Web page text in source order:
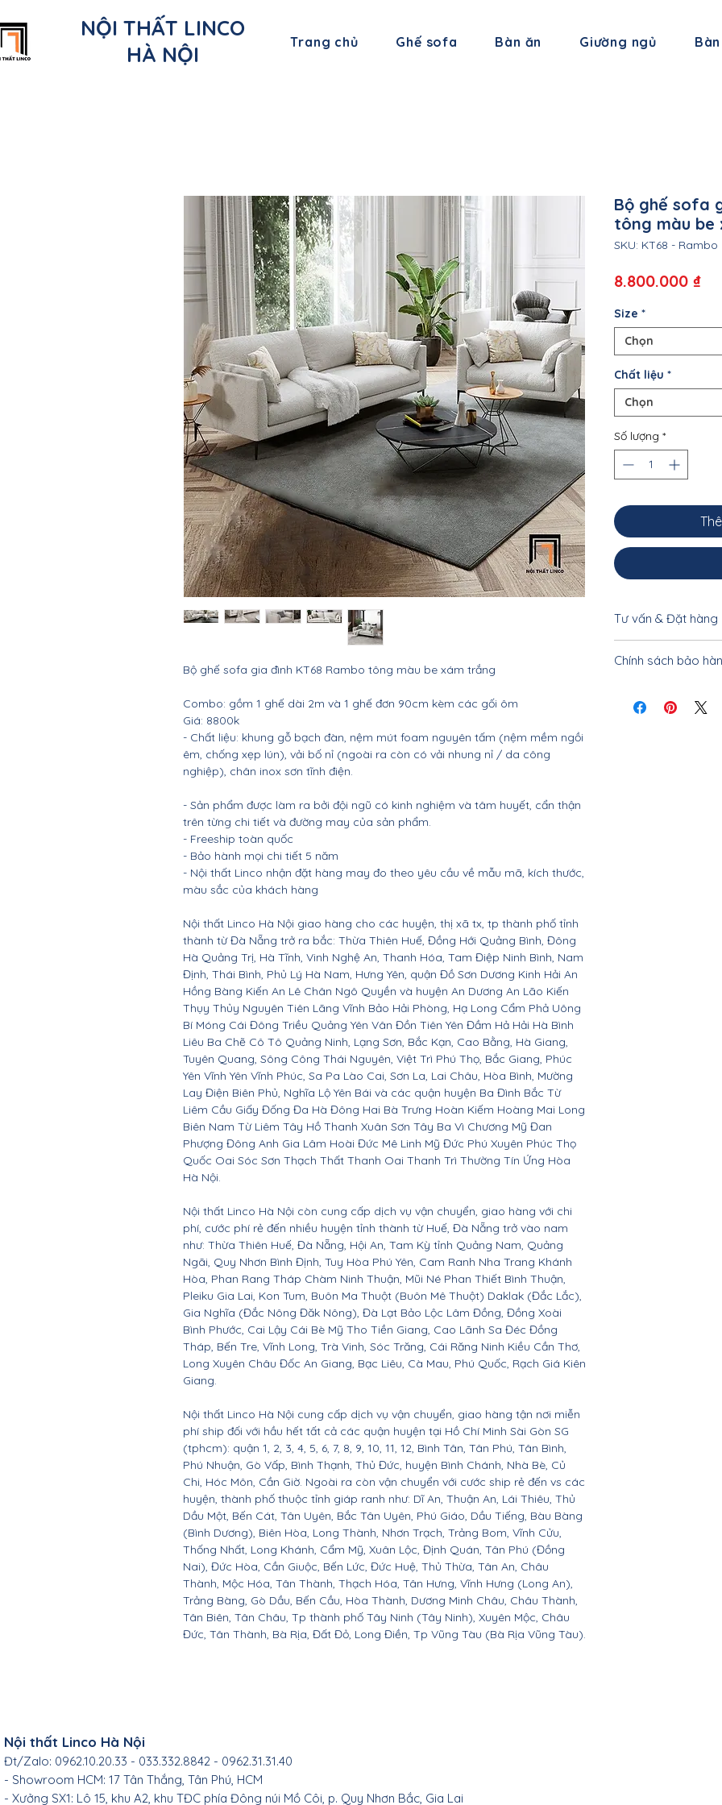
NỘI THẤT LINCO
HÀ NỘI
Trang chủ Ghế sofa Bàn ăn Giường ngủ
Bộ ghế sofa gia đình KT68 Rambo tông màu be xám trắng
Combo: gồm 1 ghế dài 2m và 1 ghế đơn 90cm kèm các gối ôm
Giá: 8800k
- Chất liệu: khung gỗ bạch đàn, nệm mút foam nguyên tấm (nệm mềm ngồi
êm, chống xẹp lún), vải bố nỉ (ngoài ra còn có vải nhung nỉ / da công
nghiệp), chân inox sơn tĩnh điện.
- Sản phẩm được làm ra bởi đội ngũ có kinh nghiệm và tâm huyết, cẩn thận
trên từng chi tiết và đường may của sản phẩm.
- Freeship toàn quốc
- Bảo hành mọi chi tiết 5 năm
- Nội thất Linco nhận đặt hàng may đo theo yêu cầu về mẫu mã, kích thước,
màu sắc của khách hàng
Nội thất Linco Hà Nội giao hàng cho các huyện, thị xã tx, tp thành phố tỉnh
thành từ Đà Nẵng trở ra bắc: Thừa Thiên Huế, Đồng Hới Quảng Bình, Đông
Hà Quảng Trị, Hà Tĩnh, Vinh Nghệ An, Thanh Hóa, Tam Điệp Ninh Bình, Nam
Định, Thái Bình, Phủ Lý Hà Nam, Hưng Yên, quận Đồ Sơn Dương Kinh Hải An
Hồng Bàng Kiến An Lê Chân Ngô Quyền và huyện An Dương An Lão Kiến
Thụy Thủy Nguyên Tiên Lãng Vĩnh Bảo Hải Phòng, Hạ Long Cẩm Phả Uông
Bí Móng Cái Đông Triều Quảng Yên Vân Đồn Tiên Yên Đầm Hả Hải Hà Bình
Liêu Ba Chẽ Cô Tô Quảng Ninh, Lạng Sơn, Bắc Kạn, Cao Bằng, Hà Giang,
Tuyên Quang, Sông Công Thái Nguyên, Việt Trì Phú Thọ, Bắc Giang, Phúc
Yên Vĩnh Yên Vĩnh Phúc, Sa Pa Lào Cai, Sơn La, Lai Châu, Hòa Bình, Mường
Lay Điện Biên Phủ, Nghĩa Lộ Yên Bái và các quận huyện Ba Đình Bắc Từ
Liêm Cầu Giấy Đống Đa Hà Đông Hai Bà Trưng Hoàn Kiếm Hoàng Mai Long
Biên Nam Từ Liêm Tây Hồ Thanh Xuân Sơn Tây Ba Vì Chương Mỹ Đan
Phượng Đông Anh Gia Lâm Hoài Đức Mê Linh Mỹ Đức Phú Xuyên Phúc Thọ
Quốc Oai Sóc Sơn Thạch Thất Thanh Oai Thanh Trì Thường Tín Ứng Hòa
Hà Nội.
Nội thất Linco Hà Nội còn cung cấp dịch vụ vận chuyển, giao hàng với chi
phí, cước phí rẻ đến nhiều huyện tỉnh thành từ Huế, Đà Nẵng trở vào nam
như: Thừa Thiên Huế, Đà Nẵng, Hội An, Tam Kỳ tỉnh Quảng Nam, Quảng
Ngãi, Quy Nhơn Bình Định, Tuy Hòa Phú Yên, Cam Ranh Nha Trang Khánh
Hòa, Phan Rang Tháp Chàm Ninh Thuận, Mũi Né Phan Thiết Bình Thuận,
Pleiku Gia Lai, Kon Tum, Buôn Ma Thuột (Buôn Mê Thuột) Daklak (Đắc Lắc),
Gia Nghĩa (Đắc Nông Đăk Nông), Đà Lạt Bảo Lộc Lâm Đồng, Đồng Xoài
Bình Phước, Cai Lậy Cái Bè Mỹ Tho Tiền Giang, Cao Lãnh Sa Đéc Đồng
Tháp, Bến Tre, Vĩnh Long, Trà Vinh, Sóc Trăng, Cái Răng Ninh Kiều Cần Thơ,
Long Xuyên Châu Đốc An Giang, Bạc Liêu, Cà Mau, Phú Quốc, Rạch Giá Kiên
Giang.
Nội thất Linco Hà Nội cung cấp dịch vụ vận chuyển, giao hàng tận nơi miễn
phí ship đối với hầu hết tất cả các quận huyện tại Hồ Chí Minh Sài Gòn SG
(tphcm): quận 1, 2, 3, 4, 5, 6, 7, 8, 9, 10, 11, 12, Bình Tân, Tân Phú, Tân Bình,
Phú Nhuận, Gò Vấp, Bình Thạnh, Thủ Đức, huyện Bình Chánh, Nhà Bè, Củ
Chi, Hóc Môn, Cần Giờ. Ngoài ra còn vận chuyển với cước ship rẻ đến vs các
huyện, thành phố thuộc tỉnh giáp ranh như: Dĩ An, Thuận An, Lái Thiêu, Thủ
Dầu Một, Bến Cát, Tân Uyên, Bắc Tân Uyên, Phú Giáo, Dầu Tiếng, Bàu Bàng
(Bình Dương), Biên Hòa, Long Thành, Nhơn Trạch, Trảng Bom, Vĩnh Cửu,
Thống Nhất, Long Khánh, Cẩm Mỹ, Xuân Lộc, Định Quán, Tân Phú (Đồng
Nai), Đức Hòa, Cần Giuộc, Bến Lức, Đức Huệ, Thủ Thừa, Tân An, Châu
Thành, Mộc Hóa, Tân Thành, Thạch Hóa, Tân Hưng, Vĩnh Hưng (Long An),
Trảng Bàng, Gò Dầu, Bến Cầu, Hòa Thành, Dương Minh Châu, Châu Thành,
Tân Biên, Tân Châu, Tp thành phố Tây Ninh (Tây Ninh), Xuyên Mộc, Châu
Đức, Tân Thành, Bà Rịa, Đất Đỏ, Long Điền, Tp Vũng Tàu (Bà Rịa Vũng Tàu).
Bộ ghế sofa
tông màu be
SKU: KT68 - Rambo
8.800.000 ₫Giá
Size *
Chọn
Chất liệu *
Chọn
Số lượng *
Tư vấn & Đặt hàng
khách vui lòng liên
Chính sách bảo
Nội thất Linco Hà Nội
Đt/Zalo: 0962.10.20.33 - 033.332.8842 - 0962.31.31.40
- Showroom HCM: 17 Tân Thắng, Tân Phú, HCM
- Xưởng SX1: Lô 15, khu A2, khu TĐC phía Đông núi Mồ Côi, p. Quy Nhơn Bắc, Gia Lai